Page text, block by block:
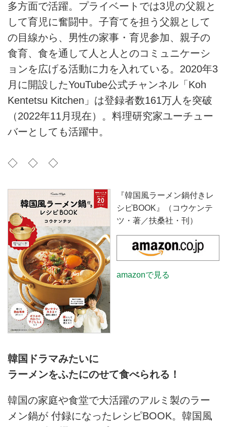
多方面で活躍。プライベートでは3児の父親と
して育児に奮闘中。子育てを担う父親として
の目線から、男性の家事・育児参加、親子の
食育、食を通して人と人とのコミュニケーシ
ョンを広げる活動に力を入れている。2020年3
月に開設したYouTube公式チャンネル「Koh
Kentetsu Kitchen」は登録者数161万人を突破
（2022年11月現在）。料理研究家ユーチュー
バーとしても活躍中。
◇ ◇ ◇
『韓国風ラーメン鍋付きレ
シピBOOK』（コウケンテ
ツ・著／扶桑社・刊）
amazonで見る
韓国ドラマみたいに
ラーメンをふたにのせて食べられる！
韓国の家庭や食堂で大活躍のアルミ製のラー
メン鍋が 付録になったレシピBOOK。韓国風